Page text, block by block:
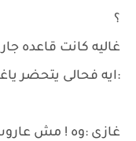
؟
غاليه كانت قاعده
:ايه فحالى يتحضر
غازى :وه ! مش